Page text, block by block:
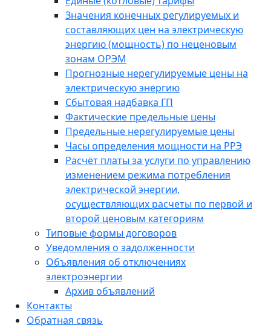
Значения конечных регулируемых и
составляющих цен на электрическую
энергию (мощность) по неценовым
зонам ОРЭМ
Прогнозные нерегулируемые цены на
электрическую энергию
Сбытовая надбавка ГП
Фактические предельные цены
Предельные нерегулируемые цены
Часы определения мощности на РРЭ
Расчёт платы за услуги по управлению
изменением режима потребления
электрической энергии,
осуществляющих расчеты по первой и
второй ценовым категориям
Типовые формы договоров
Уведомления о задолженности
Объявления об отключениях
электроэнергии
Архив объявлений
Контакты
Обратная связь